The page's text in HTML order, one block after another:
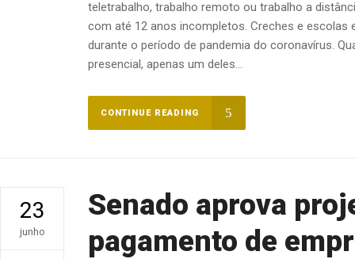
teletrabalho, trabalho remoto ou trabalho a
com até 12 anos incompletos. Creches e escolas
durante o período de pandemia do coronavírus.
presencial, apenas um deles...
CONTINUE READING
23
junho
Senado aprova
pagamento de